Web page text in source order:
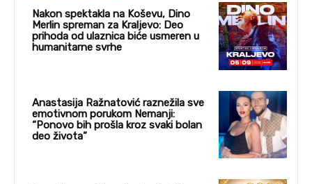
Nakon spektakla na Koševu, Dino
Merlin spreman za Kraljevo: Deo
prihoda od ulaznica biće usmeren u
humanitarne svrhe
Anastasija Ražnatović raznežila sve
emotivnom porukom Nemanji:
“Ponovo bih prošla kroz svaki bolan
deo života”